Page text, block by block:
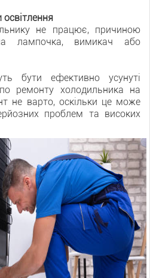
освітлення
не працює, причиною
лампочка, вимикач або
бути ефективно усунуті
ремонту холодильника на
не варто, оскільки це може
проблем та високих